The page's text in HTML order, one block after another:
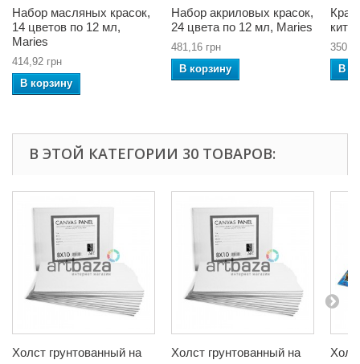
Набор масляных красок,
14 цветов по 12 мл,
Maries
414,92 грн
В корзину
Набор акриловых красок,
24 цвета по 12 мл, Maries
481,16 грн
В корзину
В
В ЭТОЙ КАТЕГОРИИ 30 ТОВАРОВ:
Холст грунтованный на
Холст грунтованный на